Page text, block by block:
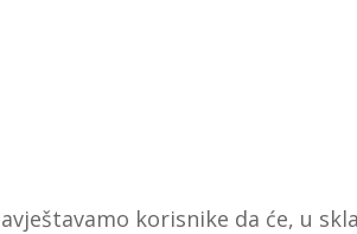
korisnike da će, u